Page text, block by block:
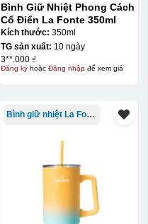
Bình Giữ Nhiệt Phong Cách
Cổ Điển La Fonte 350ml
Kích thước: 350ml
TG sản xuất: 10 ngày
3**.000 ₫
Đăng kýhoặc Đăng nhậpđể xem giá
Bình giữ nhiệt La Fonte